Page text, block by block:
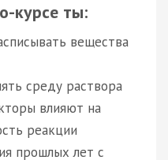
курсе ты:
вещества
среду раствора
влияют на
реакции
прошлых лет с